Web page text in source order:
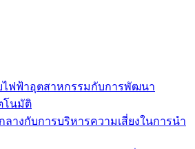
ไฟฟ้าอุตสาหกรรมกับการพัฒนา
โนมัติ
ลางกับการบริหารความเสี่ยงในการนำ